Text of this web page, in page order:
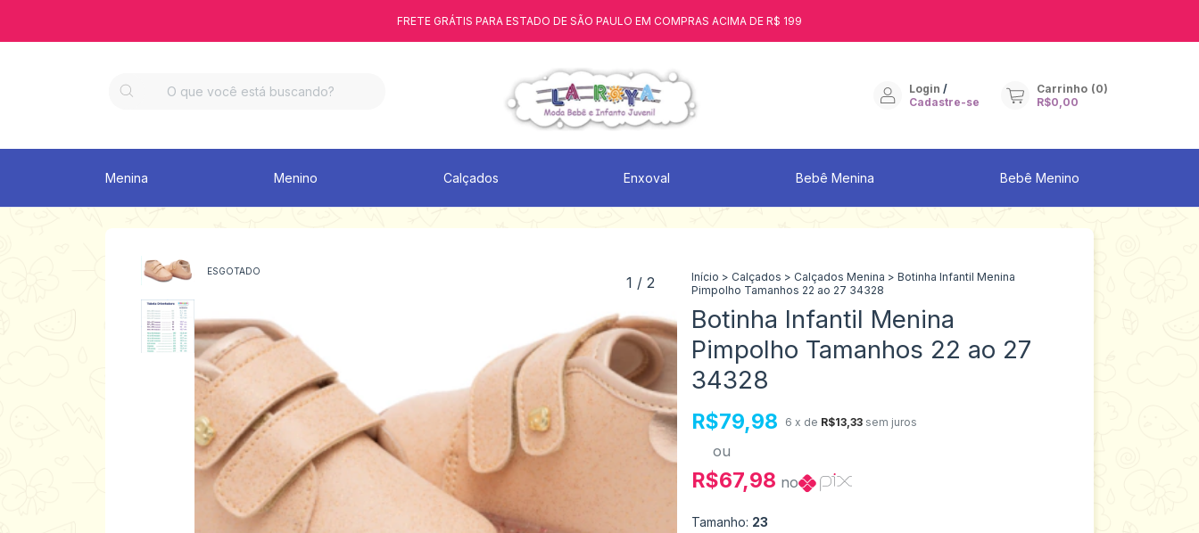
FRETE GRÁTIS PARA ESTADO DE SÃO PAULO EM COMPRAS ACIMA DE R$ 199
Login /
Cadastre-se
Carrinho (0)
R$0,00
Menina Menino Calçados Enxoval Bebê Menina Bebê Menino
ESGOTADO
1 / 2 Início > Calçados > Calçados Menina > Botinha Infantil Menina
Pimpolho Tamanhos 22 ao 27 34328
Botinha Infantil Menina
Pimpolho Tamanhos 22 ao 27
34328
R$79,98 6 x de R$13,33 sem juros
ou
R$67,98 no
Tamanho: 23